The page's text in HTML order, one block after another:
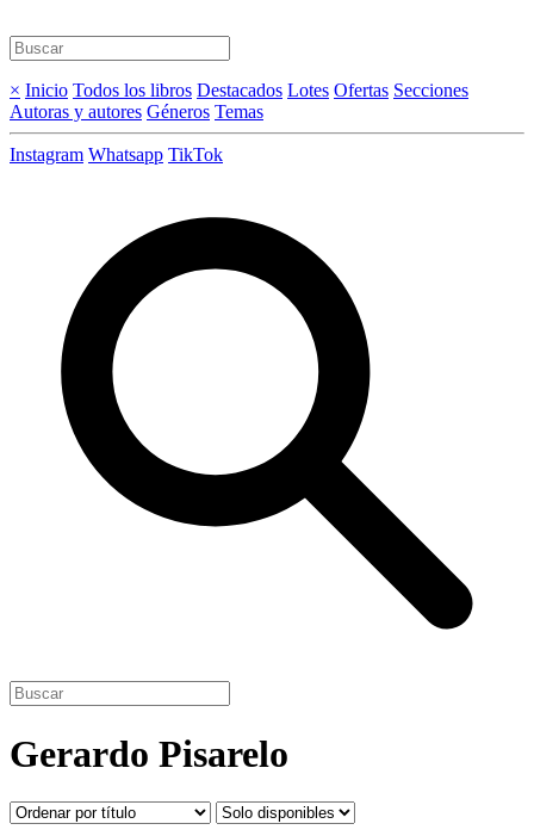
× Inicio Todos los libros Destacados Lotes Ofertas Secciones
Autoras y autores Géneros Temas
Instagram Whatsapp TikTok
Gerardo Pisarelo